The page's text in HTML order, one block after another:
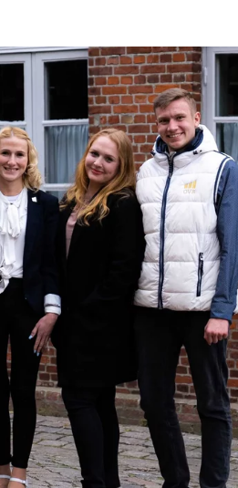
vimeoplayer
Vimeo.com, Inc.
Einbinden von Videos
24 Monate